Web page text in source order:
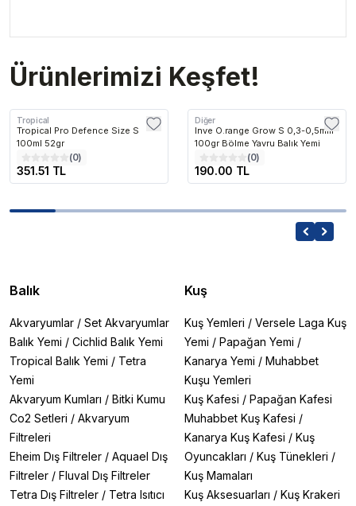
Ürünlerimizi Keşfet!
Tropical
Tropical Pro Defence Size S
100ml 52gr
(0)
351.51 TL
Diğer
Inve O.range Grow S 0,3-0,5mm
100gr Bölme Yavru Balık Yemi
(0)
190.00 TL
Balık
Akvaryumlar / Set Akvaryumlar
Balık Yemi / Cichlid Balık Yemi
Tropical Balık Yemi / Tetra
Yemi
Akvaryum Kumları / Bitki Kumu
Co2 Setleri / Akvaryum
Filtreleri
Eheim Dış Filtreler / Aquael Dış
Filtreler / Fluval Dış Filtreler
Tetra Dış Filtreler / Tetra Isıtıcı
Kuş
Kuş Yemleri / Versele Laga Kuş
Yemi / Papağan Yemi /
Kanarya Yemi / Muhabbet
Kuşu Yemleri
Kuş Kafesi / Papağan Kafesi
Muhabbet Kuş Kafesi /
Kanarya Kuş Kafesi / Kuş
Oyuncakları / Kuş Tünekleri /
Kuş Mamaları
Kuş Aksesuarları / Kuş Krakeri